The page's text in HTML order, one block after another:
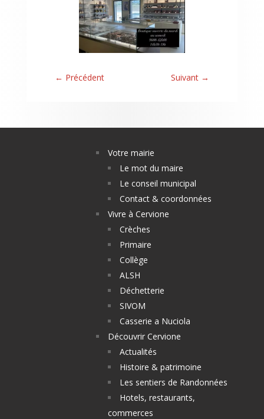
← Précédent Suivant →
Votre mairie
Le mot du maire
Le conseil municipal
Contact & coordonnées
Vivre à Cervione
Crèches
Primaire
Collège
ALSH
Déchetterie
SIVOM
Casserie a Nuciola
Découvrir Cervione
Actualités
Histoire & patrimoine
Les sentiers de Randonnées
Hotels, restaurants,
commerces